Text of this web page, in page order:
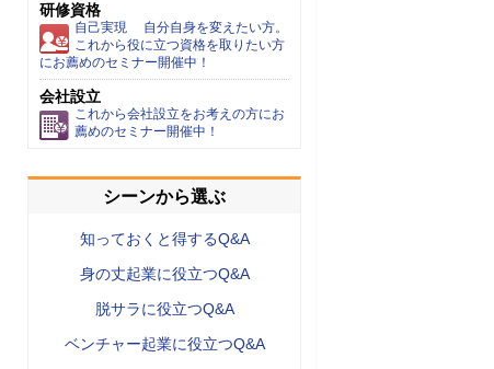
研修資格
自己実現 自分自身を変えたい方。
これから役に立つ資格を取りたい方
にお薦めのセミナー開催中！
会社設立
これから会社設立をお考えの方にお
薦めのセミナー開催中！
シーンから選ぶ
知っておくと得するQ&A
身の丈起業に役立つQ&A
脱サラに役立つQ&A
ベンチャー起業に役立つQ&A